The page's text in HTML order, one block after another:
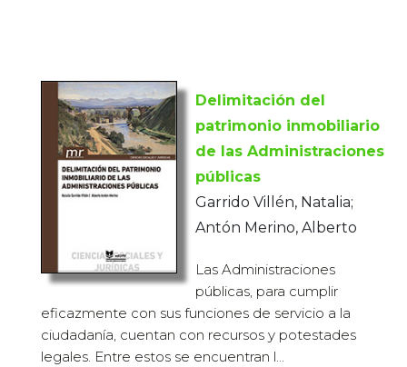
Delimitación del
patrimonio inmobiliario
de las Administraciones
públicas
Garrido Villén, Natalia;
Antón Merino, Alberto
Las Administraciones
públicas, para cumplir
eficazmente con sus funciones de servicio a la
ciudadanía, cuentan con recursos y potestades
legales. Entre estos se encuentran l...